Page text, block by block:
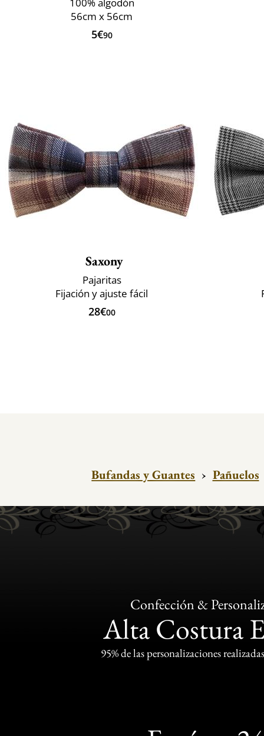
56cm x 56cm
5€90
Saxony
Pajaritas
Fijación y ajuste fácil
28€00
Bufandas y Guantes › Pañuelos
Confección &
Alta Costura
95% de las personalizaciones